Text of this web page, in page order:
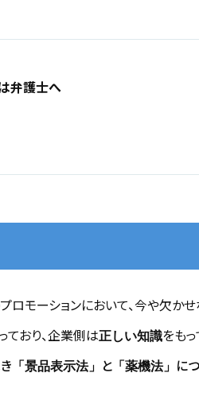
弁護士へ
モーションにおいて、今や欠かせ
ており、企業側は正しい知識をも
「景品表示法」 と 「薬機法」 に